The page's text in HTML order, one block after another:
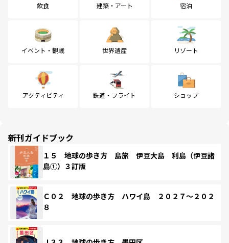
飲食 建築・アート 宿泊
イベント・観戦 世界遺産 リゾート
アクティビティ 鉄道・フライト ショップ
新刊ガイドブック
１５ 地球の歩き方 島旅 伊豆大島 利島（伊豆諸
島①）３訂版
Ｃ０２ 地球の歩き方 ハワイ島 ２０２７～２０２
８